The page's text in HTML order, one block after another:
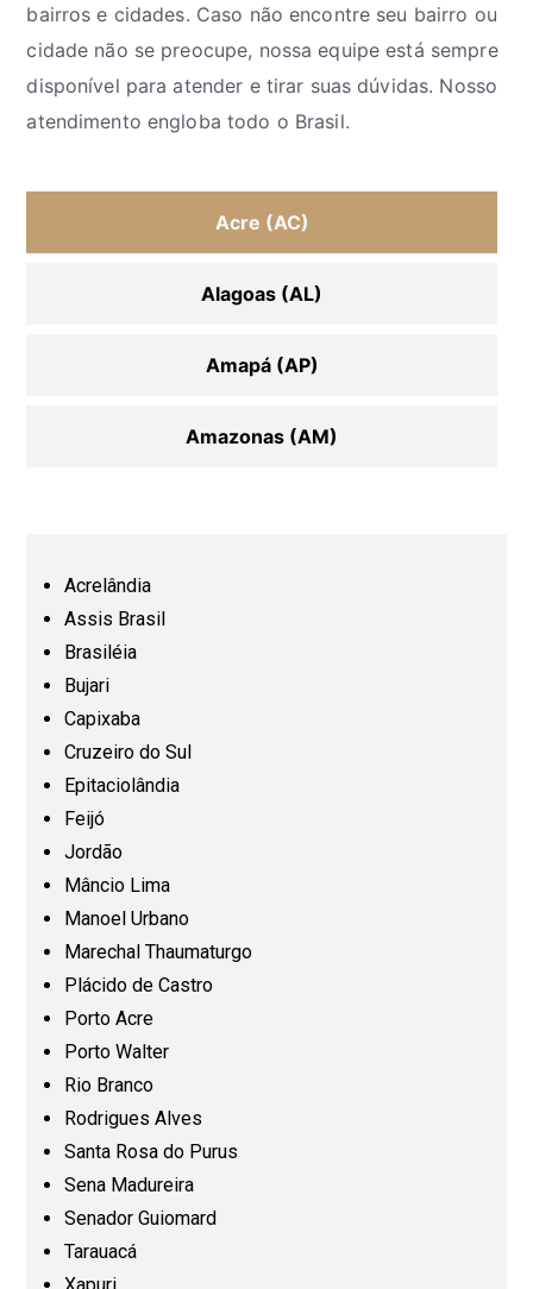
bairros e cidades. Caso não encontre seu bairro ou
cidade não se preocupe, nossa equipe está sempre
disponível para atender e tirar suas dúvidas. Nosso
atendimento engloba todo o Brasil.
Acre (AC)
Alagoas (AL)
Amapá (AP)
Amazonas (AM)
Paraíba (PB)
Paraná (PR)
Acrelândia
Assis Brasil
Brasiléia
Bujari
Capixaba
Cruzeiro do Sul
Epitaciolândia
Feijó
Jordão
Mâncio Lima
Manoel Urbano
Marechal Thaumaturgo
Plácido de Castro
Porto Acre
Porto Walter
Rio Branco
Rodrigues Alves
Santa Rosa do Purus
Sena Madureira
Senador Guiomard
Tarauacá